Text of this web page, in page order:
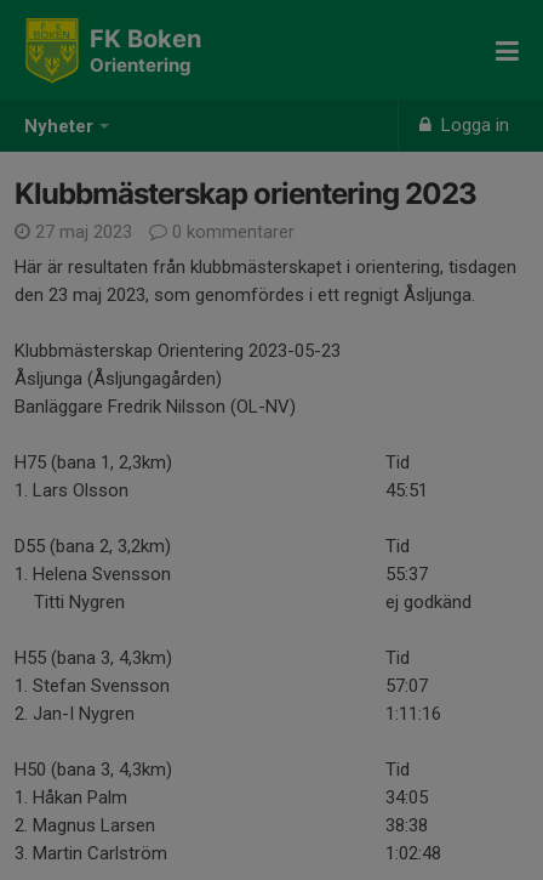
Nyheter Logga in
FK Boken
Orientering
Klubbmästerskap orientering 2023
27 maj 2023
0 kommentarer
Här är resultaten från klubbmästerskapet i orientering, tisdagen
den 23 maj 2023, som genomfördes i ett regnigt Åsljunga.
Klubbmästerskap Orientering 2023-05-23
Åsljunga (Åsljungagården)
Banläggare Fredrik Nilsson (OL-NV)
H75 (bana 1, 2,3km)
Tid
1. Lars Olsson
45:51
D55 (bana 2, 3,2km)
Tid
1. Helena Svensson
55:37
Titti Nygren
ej godkänd
H55 (bana 3, 4,3km)
Tid
1. Stefan Svensson
57:07
2. Jan-I Nygren
1:11:16
H50 (bana 3, 4,3km)
Tid
1. Håkan Palm
34:05
2. Magnus Larsen
38:38
3. Martin Carlström
1:02:48